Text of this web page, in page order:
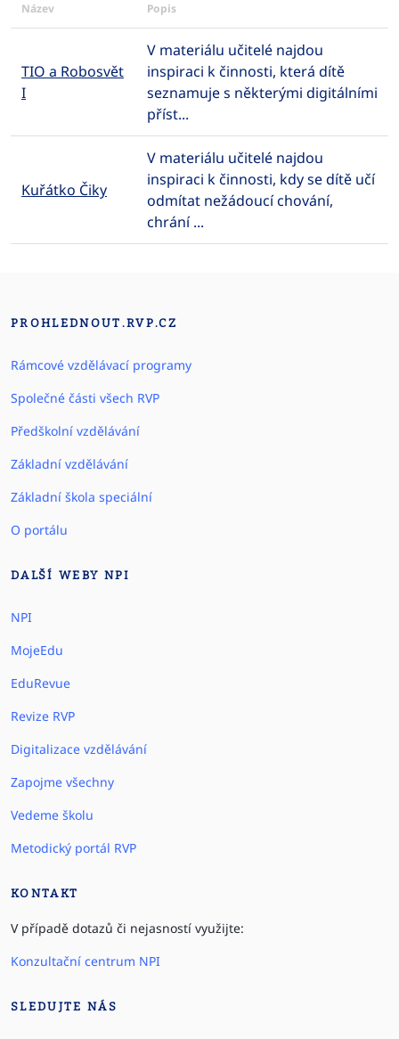
Název Popis
TIO a Robosvět
I
V materiálu učitelé najdou
inspiraci k činnosti, která dítě
seznamuje s některými digitálními
příst...
Kuřátko Čiky
V materiálu učitelé najdou
inspiraci k činnosti, kdy se dítě učí
odmítat nežádoucí chování,
chrání ...
PROHLEDNOUT.RVP.CZ
Rámcové vzdělávací programy
Společné části všech RVP
Předškolní vzdělávání
Základní vzdělávání
Základní škola speciální
O portálu
DALŠÍ WEBY NPI
NPI
MojeEdu
EduRevue
Revize RVP
Digitalizace vzdělávání
Zapojme všechny
Vedeme školu
Metodický portál RVP
KONTAKT
V případě dotazů či nejasností využijte:
Konzultační centrum NPI
SLEDUJTE NÁS